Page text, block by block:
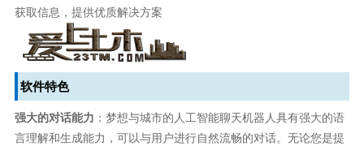
获取信息，提供优质解决方案
软件特色
强大的对话能力 ：梦想与城市的人工智能聊天机器人具有强大的语
言理解和生成能力，可以与用户进行自然流畅的对话。无论您是提